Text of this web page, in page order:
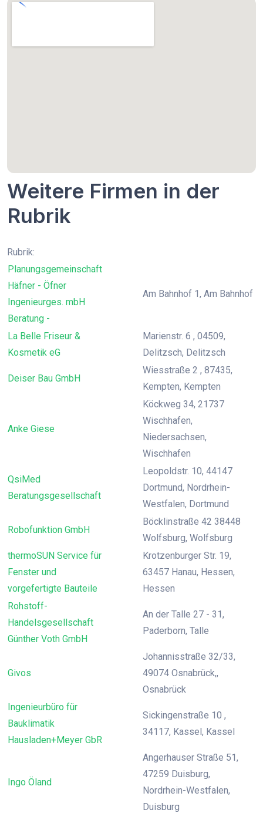
Weitere Firmen in der
Rubrik
Rubrik:
Planungsgemeinschaft
Häfner - Öfner
Ingenieurges. mbH
Beratung -
Am Bahnhof 1, Am Bahnhof
La Belle Friseur &
Kosmetik eG
Marienstr. 6 , 04509,
Delitzsch, Delitzsch
Deiser Bau GmbH
Wiesstraße 2 , 87435,
Kempten, Kempten
Anke Giese
Köckweg 34, 21737
Wischhafen,
Niedersachsen,
Wischhafen
QsiMed
Beratungsgesellschaft
Leopoldstr. 10, 44147
Dortmund, Nordrhein-
Westfalen, Dortmund
Robofunktion GmbH
Böcklinstraße 42 38448
Wolfsburg, Wolfsburg
thermoSUN Service für
Fenster und
vorgefertigte Bauteile
Krotzenburger Str. 19,
63457 Hanau, Hessen,
Hessen
Rohstoff-
Handelsgesellschaft
Günther Voth GmbH
An der Talle 27 - 31,
Paderborn, Talle
Givos
Johannisstraße 32/33,
49074 Osnabrück,,
Osnabrück
Ingenieurbüro für
Bauklimatik
Hausladen+Meyer GbR
Sickingenstraße 10 ,
34117, Kassel, Kassel
Ingo Öland
Angerhauser Straße 51,
47259 Duisburg,
Nordrhein-Westfalen,
Duisburg